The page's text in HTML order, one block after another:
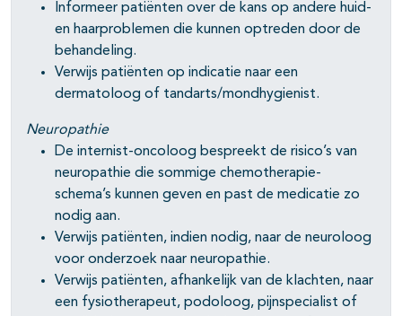
Informeer patiënten over de kans op andere huid-
en haarproblemen die kunnen optreden door de
behandeling.
Verwijs patiënten op indicatie naar een
dermatoloog of tandarts/mondhygienist.
Neuropathie
De internist-oncoloog bespreekt de risico’s van
neuropathie die sommige chemotherapie-
schema’s kunnen geven en past de medicatie zo
nodig aan.
Verwijs patiënten, indien nodig, naar de neuroloog
voor onderzoek naar neuropathie.
Verwijs patiënten, afhankelijk van de klachten, naar
een fysiotherapeut, podoloog, pijnspecialist of